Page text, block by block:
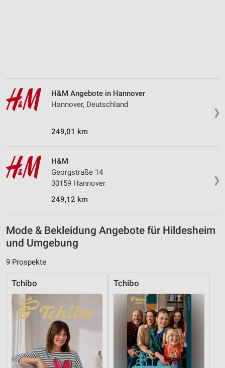
❯
H&M Angebote in Hannover
Hannover, Deutschland
249,01 km
❯
H&M
Georgstraße 14
30159 Hannover
249,12 km
Mode & Bekleidung Angebote für Hildesheim
und Umgebung
9 Prospekte
Tchibo Tchibo